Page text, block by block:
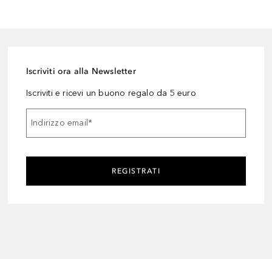
Iscriviti ora alla Newsletter
Iscriviti e ricevi un buono regalo da 5 euro
Indirizzo email*
REGISTRATI